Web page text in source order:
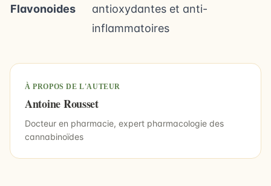
Flavonoides
antioxydantes et anti-
inflammatoires
À PROPOS DE L'AUTEUR
Antoine Rousset
Docteur en pharmacie, expert pharmacologie des
cannabinoïdes